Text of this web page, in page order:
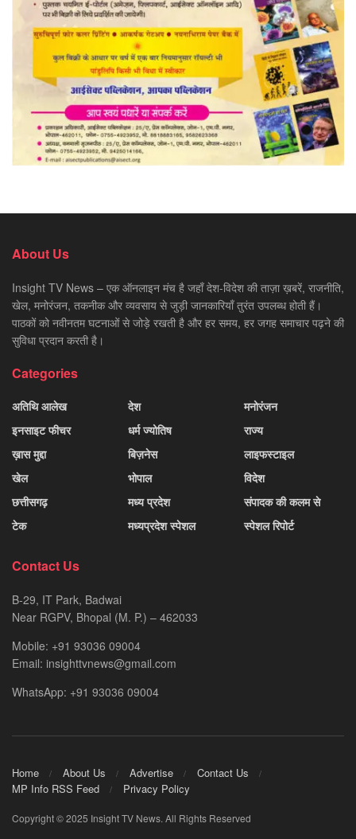
About Us
Insight TV News – एक ऑनलाइन मंच है जहाँ देश-विदेश की ताज़ा ख़बरें, राजनीति,
खेल, मनोरंजन, तकनीक और व्यवसाय से जुड़ी जानकारियाँ तुरंत उपलब्ध होती हैं।
पाठकों को नवीनतम घटनाओं से जोड़े रखती है और हर समय, हर जगह समाचार पढ़ने की
सुविधा प्रदान करती है।
Categories
अतिथि आलेख
इनसाइट फीचर
ख़ास मुद्दा
खेल
छत्तीसगढ़
टेक
देश
धर्म ज्योतिष
बिज़नेस
भोपाल
मध्य प्रदेश
मध्यप्रदेश स्पेशल
मनोरंजन
राज्य
लाइफस्टाइल
विदेश
संपादक की कलम से
स्पेशल रिपोर्ट
Contact Us
B-29, IT Park, Badwai
Near RGPV, Bhopal (M. P.) – 462033
Mobile: +91 93036 09004
Email: insighttvnews@gmail.com
WhatsApp: +91 93036 09004
Home About Us Advertise
Contact Us
MP Info RSS Feed
Privacy Policy
Copyright © 2025 Insight TV News. All Rights Reserved